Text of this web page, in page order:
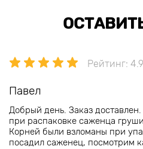
Рейтинг: 4.9
Павел
Добрый день. Заказ
при распаковке саженца
Корней были взломаны при
посадил саженец, посмотрим